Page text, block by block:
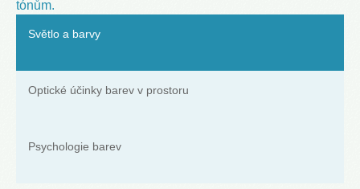
tónům.
Světlo a barvy
Optické účinky barev v prostoru
Psychologie barev